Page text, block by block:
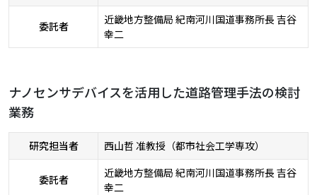
委託者
近畿地方整備局 紀南河川国道事務所長 吉谷
幸二
ナノセンサデバイスを活用した道路管理手法の検討
業務
研究担当者 西山哲 准教授（都市社会工学専攻）
委託者
近畿地方整備局 紀南河川国道事務所長 吉谷
幸二